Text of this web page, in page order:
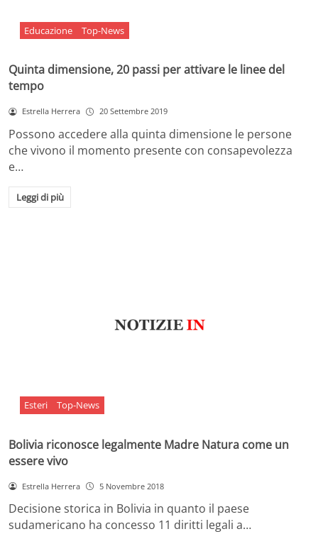
Educazione Top-News
Quinta dimensione, 20 passi per attivare le linee del
tempo
Estrella Herrera 20 Settembre 2019
Possono accedere alla quinta dimensione le persone
che vivono il momento presente con consapevolezza
e…
Leggi di più
Esteri Top-News
Bolivia riconosce legalmente Madre Natura come un
essere vivo
Estrella Herrera 5 Novembre 2018
Decisione storica in Bolivia in quanto il paese
sudamericano ha concesso 11 diritti legali a…